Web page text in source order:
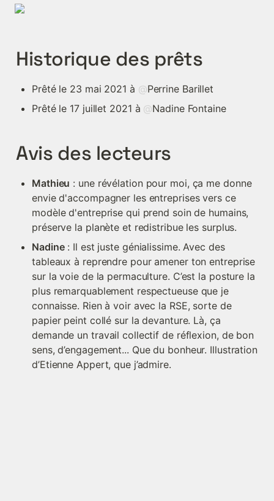
Historique des prêts
Prêté le 23 mai 2021 à @Perrine Barillet
Prêté le 17 juillet 2021 à @Nadine Fontaine
Avis des lecteurs
Mathieu : une révélation pour moi, ça me donne
envie d'accompagner les entreprises vers ce
modèle d'entreprise qui prend soin de humains,
préserve la planète et redistribue les surplus.
Nadine : Il est juste génialissime. Avec des
tableaux à reprendre pour amener ton entreprise
sur la voie de la permaculture. C’est la posture la
plus remarquablement respectueuse que je
connaisse. Rien à voir avec la RSE, sorte de
papier peint collé sur la devanture. Là, ça
demande un travail collectif de réflexion, de bon
sens, d’engagement... Que du bonheur. Illustration
d’Etienne Appert, que j’admire.